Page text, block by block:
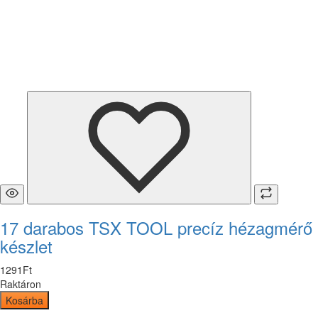
17 darabos TSX TOOL precíz hézagmérő
készlet
1291 Ft
Raktáron
Kosárba